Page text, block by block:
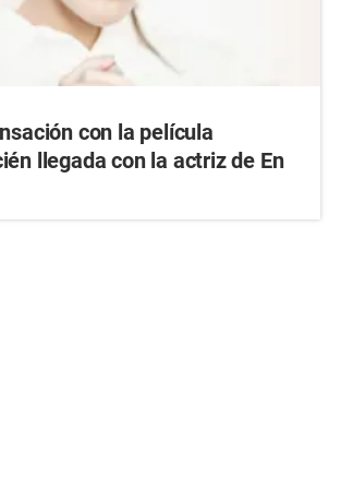
con la película
llegada con la actriz de En